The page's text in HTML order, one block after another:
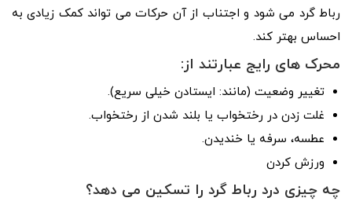
رباط گرد می شود و اجتناب از آن حرکات می تواند کمک زیادی به
احساس بهتر کند.
محرک های رایج عبارتند از:
تغییر وضعیت (مانند: ایستادن خیلی سریع).
غلت زدن در رختخواب یا بلند شدن از رختخواب.
عطسه، سرفه یا خندیدن.
ورزش کردن
چه چیزی درد رباط گرد را تسکین می دهد؟